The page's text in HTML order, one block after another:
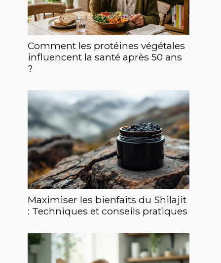
Comment les protéines végétales
influencent la santé après 50 ans
?
Maximiser les bienfaits du Shilajit
: Techniques et conseils pratiques